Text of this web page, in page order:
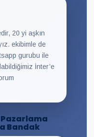
20 yi aşkın
ekibimle de
gurubu ile
İnter’e
Bandak